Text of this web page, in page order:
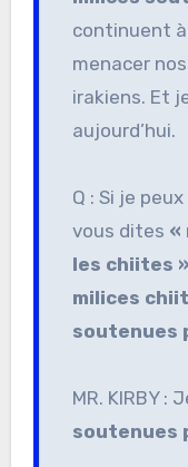
continuent
menacer
irakiens. Et
aujourd’hui.
Q : Si je
vous dites «
les chiites »
milices
soutenues
MR. KIRBY :
soutenues